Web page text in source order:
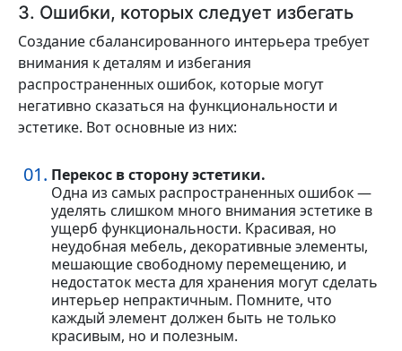
3. Ошибки, которых следует избегать
Создание сбалансированного интерьера требует
внимания к деталям и избегания
распространенных ошибок, которые могут
негативно сказаться на функциональности и
эстетике. Вот основные из них:
Перекос в сторону эстетики.
Одна из самых распространенных ошибок —
уделять слишком много внимания эстетике в
ущерб функциональности. Красивая, но
неудобная мебель, декоративные элементы,
мешающие свободному перемещению, и
недостаток места для хранения могут сделать
интерьер непрактичным. Помните, что
каждый элемент должен быть не только
красивым, но и полезным.